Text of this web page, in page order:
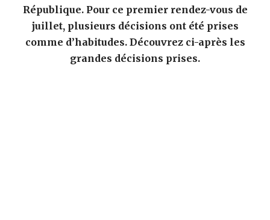
République. Pour ce premier rendez-vous de
juillet, plusieurs décisions ont été prises
comme d’habitudes. Découvrez ci-après les
grandes décisions prises.